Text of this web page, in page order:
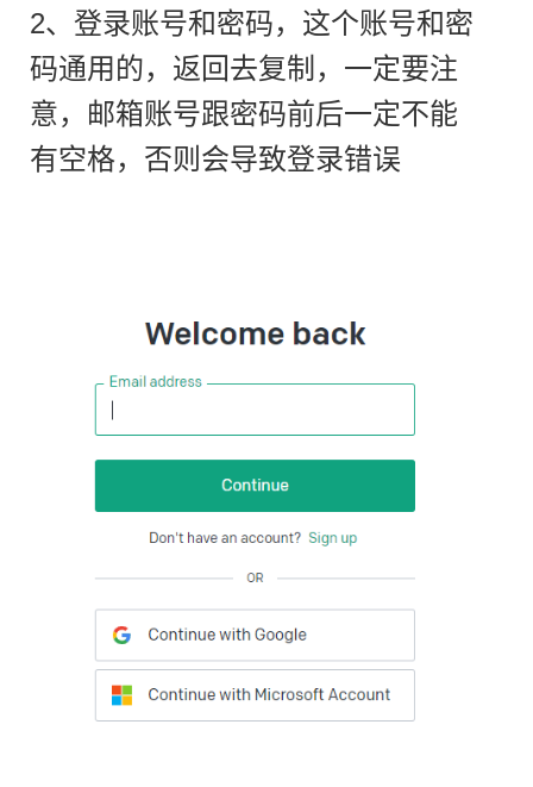
2、登录账号和密码，这个账号和密
码通用的，返回去复制，一定要注
意，邮箱账号跟密码前后一定不能
有空格，否则会导致登录错误